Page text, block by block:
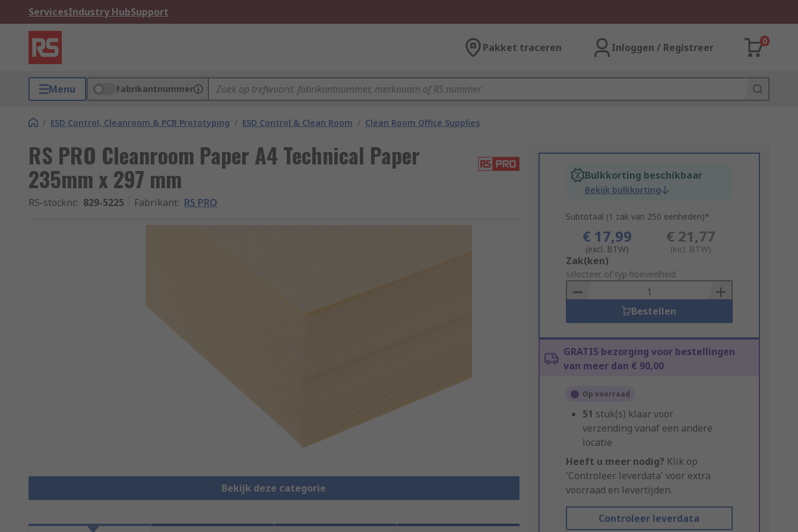
ServicesIndustry HubSupport
Pakket traceren Inloggen / Registreer
0
Menu Fabrikantnummer
/ ESD Control, Cleanroom & PCB Prototyping / ESD Control & Clean Room / Clean Room Office Supplies
RS PRO Cleanroom Paper A4 Technical Paper
235mm x 297 mm
RS-stocknr.: 829-5225 Fabrikant: RS PRO
Bekijk deze categorie
Bulkkorting beschikbaar
Bekijk bulkkorting
Subtotaal (1 zak van 250 eenheden)*
€ 17,99
(excl. BTW)
€ 21,77
(incl. BTW)
Add
to
Basket
Zak(ken)
selecteer of typ hoeveelheid
Bestellen
GRATIS bezorging voor bestellingen
van meer dan € 90,00
Op voorraad
51 stuk(s) klaar voor
verzending vanaf een andere
locatie
Heeft u meer nodig? Klik op
'Controleer leverdata' voor extra
voorraad en levertijden.
Controleer leverdata